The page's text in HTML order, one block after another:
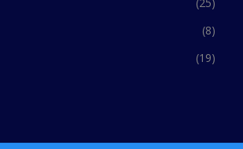
(8)
(19)